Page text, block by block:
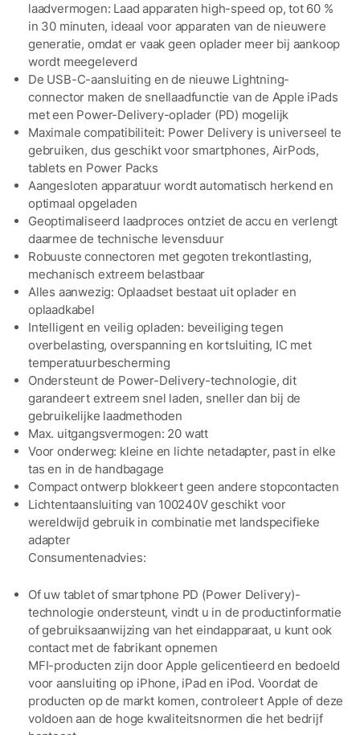
laadvermogen: Laad apparaten high-speed op, tot 60 %
in 30 minuten, ideaal voor apparaten van de nieuwere
generatie, omdat er vaak geen oplader meer bij aankoop
wordt meegeleverd
De USB-C-aansluiting en de nieuwe Lightning-
connector maken de snellaadfunctie van de Apple iPads
met een Power-Delivery-oplader (PD) mogelijk
Maximale compatibiliteit: Power Delivery is universeel te
gebruiken, dus geschikt voor smartphones, AirPods,
tablets en Power Packs
Aangesloten apparatuur wordt automatisch herkend en
optimaal opgeladen
Geoptimaliseerd laadproces ontziet de accu en verlengt
daarmee de technische levensduur
Robuuste connectoren met gegoten trekontlasting,
mechanisch extreem belastbaar
Alles aanwezig: Oplaadset bestaat uit oplader en
oplaadkabel
Intelligent en veilig opladen: beveiliging tegen
overbelasting, overspanning en kortsluiting, IC met
temperatuurbescherming
Ondersteunt de Power-Delivery-technologie, dit
garandeert extreem snel laden, sneller dan bij de
gebruikelijke laadmethoden
Max. uitgangsvermogen: 20 watt
Voor onderweg: kleine en lichte netadapter, past in elke
tas en in de handbagage
Compact ontwerp blokkeert geen andere stopcontacten
Lichtentaansluiting van 100240V geschikt voor
wereldwijd gebruik in combinatie met landspecifieke
adapter
Consumentenadvies:
Of uw tablet of smartphone PD (Power Delivery)-
technologie ondersteunt, vindt u in de productinformatie
of gebruiksaanwijzing van het eindapparaat, u kunt ook
contact met de fabrikant opnemen
MFI-producten zijn door Apple gelicentieerd en bedoeld
voor aansluiting op iPhone, iPad en iPod. Voordat de
producten op de markt komen, controleert Apple of deze
voldoen aan de hoge kwaliteitsnormen die het bedrijf